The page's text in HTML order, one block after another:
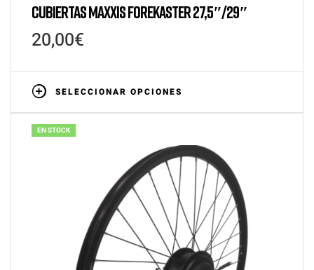
CUBIERTAS MAXXIS FOREKASTER 27,5″/29″
20,00€
SELECCIONAR OPCIONES
EN STOCK